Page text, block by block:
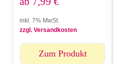
inkl. 7% MwSt.
zzgl. Versandkosten
Zum Produkt